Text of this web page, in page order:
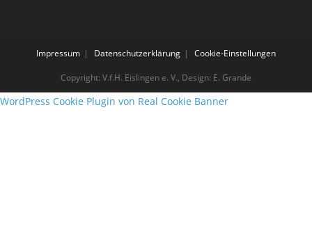
Impressum Datenschutzerklärung Cookie-Einstellungen
Copyright: V.f.H. Eislingen e. V., Design: E. Grande
WordPress Cookie Plugin von Real Cookie Banner